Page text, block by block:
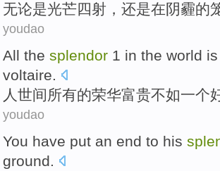
无论是光芒四射， 还是在阴霾的
youdao
All the splendor 1 in the world
voltaire.
人世间所有的荣华富贵不如一个
youdao
You have put an end to his
ground.